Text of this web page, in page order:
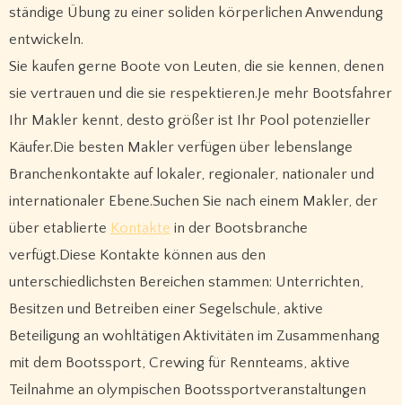
ständige Übung zu einer soliden körperlichen Anwendung
entwickeln.
Sie kaufen gerne Boote von Leuten, die sie kennen, denen
sie vertrauen und die sie respektieren.Je mehr Bootsfahrer
Ihr Makler kennt, desto größer ist Ihr Pool potenzieller
Käufer.Die besten Makler verfügen über lebenslange
Branchenkontakte auf lokaler, regionaler, nationaler und
internationaler Ebene.Suchen Sie nach einem Makler, der
über etablierte Kontakte in der Bootsbranche
verfügt.Diese Kontakte können aus den
unterschiedlichsten Bereichen stammen: Unterrichten,
Besitzen und Betreiben einer Segelschule, aktive
Beteiligung an wohltätigen Aktivitäten im Zusammenhang
mit dem Bootssport, Crewing für Rennteams, aktive
Teilnahme an olympischen Bootssportveranstaltungen